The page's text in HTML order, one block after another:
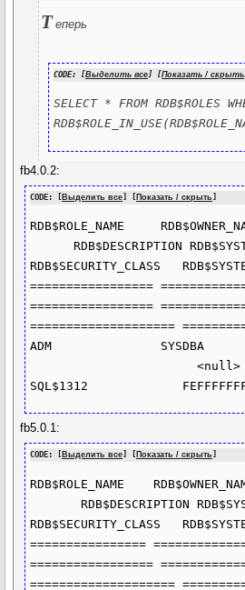
Теперь
CODE: [Выделить все] [Показать / скрыть
SELECT * FROM RDB$ROLES
fb4.0.2:
CODE: [ Выделить все Показать / скрыть
RDB$ROLE_NAME
RDB$DESCRIPTION
RDB$SECURITY_CLASS
=================
=================
====================
ADM               SYSDBA
<null>
fb5.0.1:
CODE: [ Выделить все] [ Показать / скрыть ]
RDB$ROLE_NAME
RDB$DESCRIPTION
RDB$SECURITY_CLASS
================
=================
====================